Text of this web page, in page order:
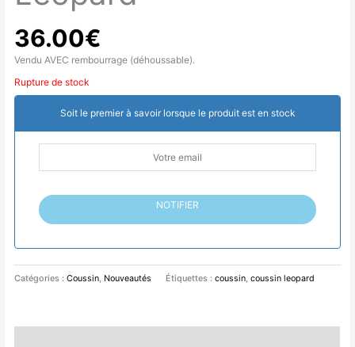
36.00€
Vendu AVEC rembourrage (déhoussable).
Rupture de stock
Soit le premier à savoir lorsque le produit est en stock
NOTIFIER
Catégories :Coussin, Nouveautés Étiquettes :coussin,coussin leopard